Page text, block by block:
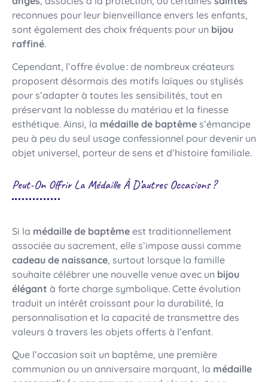
reconnues pour leur bienveillance envers les enfants,
sont également des choix fréquents pour un bijou
raffiné.
Cependant, l’offre évolue : de nombreux créateurs
proposent désormais des motifs laïques ou stylisés
pour s’adapter à toutes les sensibilités, tout en
préservant la noblesse du matériau et la finesse
esthétique. Ainsi, la médaille de baptême s’émancipe
peu à peu du seul usage confessionnel pour devenir un
objet universel, porteur de sens et d’histoire familiale.
Peut-On Offrir La Médaille À D’autres Occasions ?
Si la médaille de baptême est traditionnellement
associée au sacrement, elle s’impose aussi comme
cadeau de naissance, surtout lorsque la famille
souhaite célébrer une nouvelle venue avec un bijou
élégant à forte charge symbolique. Cette évolution
traduit un intérêt croissant pour la durabilité, la
personnalisation et la capacité de transmettre des
valeurs à travers les objets offerts à l’enfant.
Que l’occasion soit un baptême, une première
communion ou un anniversaire marquant, la médaille